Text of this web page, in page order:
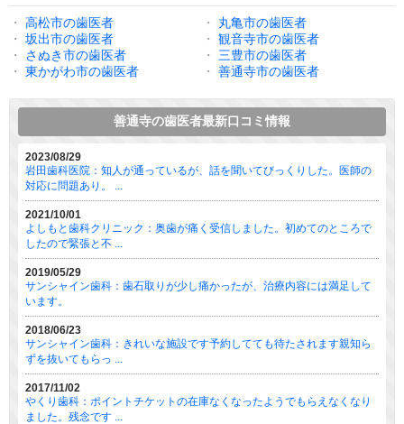
・ 高松市の歯医者 ・
丸亀市の歯医者
・
坂出市の歯医者 ・
観音寺市の歯医者
・
さぬき市の歯医者 ・
三豊市の歯医者
・
東かがわ市の歯医者 ・ 善通寺市の歯医者
善通寺の歯医者最新口コミ情報
2023/08/29
岩田歯科医院：知人が通っているが、話を聞いてびっくりした。医師の
対応に問題あり。 ...
2021/10/01
よしもと歯科クリニック：奥歯が痛く受信しました。初めてのところで
したので緊張と不 ...
2019/05/29
サンシャイン歯科：歯石取りが少し痛かったが、治療内容には満足して
います。
2018/06/23
サンシャイン歯科：きれいな施設です予約してても待たされます親知ら
ずを抜いてもらっ ...
2017/11/02
やくり歯科：ポイントチケットの在庫なくなったようでもらえなくなり
ました。残念です ...